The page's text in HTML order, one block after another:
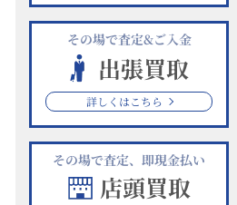
その場で査定&ご入金
出張買取
詳しくはこちら
その場で査定、即現金払い
店頭買取